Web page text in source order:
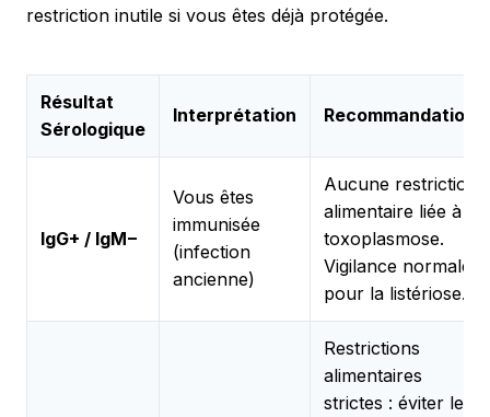
restriction inutile si vous êtes déjà protégée.
Résultat
Sérologique
Interprétation Recommandations
IgG+ / IgM−
Vous êtes
immunisée
(infection
ancienne)
Aucune restriction
alimentaire liée à la
toxoplasmose.
Vigilance normale
pour la listériose.
Restrictions
alimentaires
strictes : éviter les